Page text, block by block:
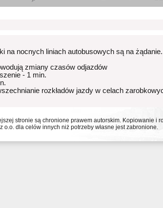
na nocnych liniach autobusowych są na żądanie.
zmiany czasów odjazdów
- 1 min.
rozkładów jazdy w celach
stronie są chronione prawem autorskim. Kopiowanie i
o.o. dla celów innych niż potrzeby własne jest zabronione.